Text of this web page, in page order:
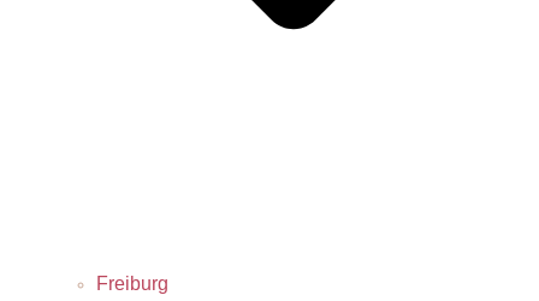
Freiburg